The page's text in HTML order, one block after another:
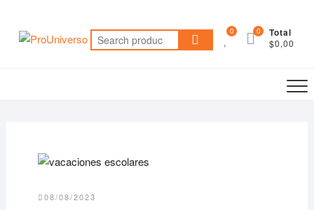
contenido
Search
for:
0 Total
$0,00
0
08/08/2023